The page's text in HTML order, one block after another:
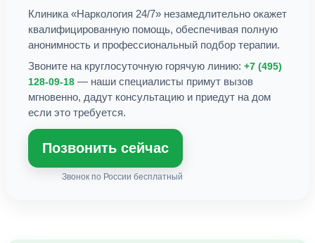
Клиника «Наркология 24/7» незамедлительно окажет
квалифицированную помощь, обеспечивая полную
анонимность и профессиональный подбор терапии.
Звоните на круглосуточную горячую линию: +7 (495)
128-09-18 — наши специалисты примут вызов
мгновенно, дадут консультацию и приедут на дом
если это требуется.
Позвонить сейчас
Звонок по России бесплатный